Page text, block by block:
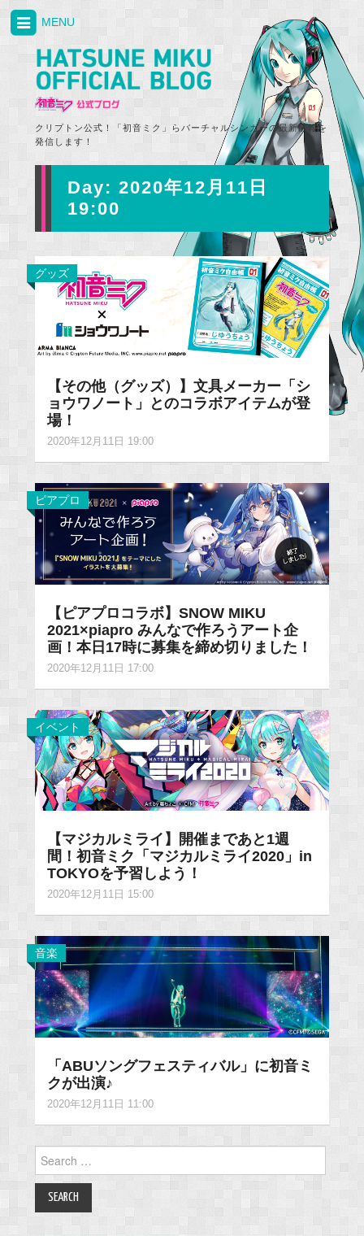
クリプトン公式！「初音ミク」らバーチャルシンガーの最新情報を
発信します！
MENU
Day: 2020年12月11日
19:00
グッズ
【その他（グッズ）】文具メーカー「シ
ョウワノート」とのコラボアイテムが登
場！
2020年12月11日 19:00
ピアプロ
【ピアプロコラボ】SNOW MIKU
2021×piapro みんなで作ろうアート企
画！本日17時に募集を締め切りました！
2020年12月11日 17:00
イベント
【マジカルミライ】開催まであと1週
間！初音ミク「マジカルミライ2020」in
TOKYOを予習しよう！
2020年12月11日 15:00
音楽
「ABUソングフェスティバル」に初音ミ
クが出演♪
2020年12月11日 11:00
for: